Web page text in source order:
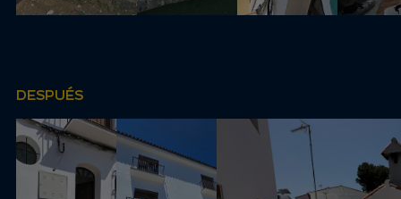
DESPUÉS